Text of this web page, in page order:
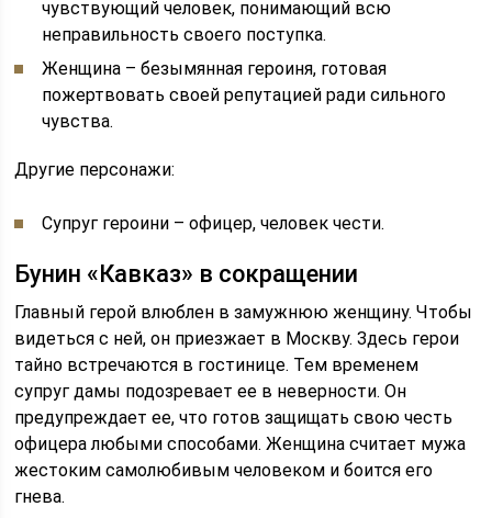
чувствующий человек, понимающий всю
неправильность своего поступка.
Женщина – безымянная героиня, готовая
пожертвовать своей репутацией ради сильного
чувства.
Другие персонажи:
Супруг героини – офицер, человек чести.
Бунин «Кавказ» в сокращении
Главный герой влюблен в замужнюю женщину. Чтобы
видеться с ней, он приезжает в Москву. Здесь герои
тайно встречаются в гостинице. Тем временем
супруг дамы подозревает ее в неверности. Он
предупреждает ее, что готов защищать свою честь
офицера любыми способами. Женщина считает мужа
жестоким самолюбивым человеком и боится его
гнева.